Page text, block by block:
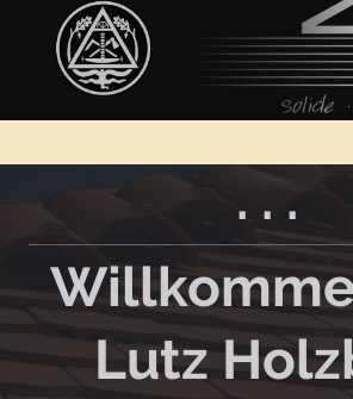
. . .
Lutz